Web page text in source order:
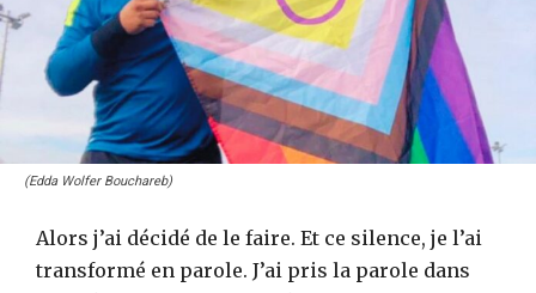
(Edda Wolfer Bouchareb)
Alors j’ai décidé de le faire. Et ce silence, je l’ai
transformé en parole. J’ai pris la parole dans